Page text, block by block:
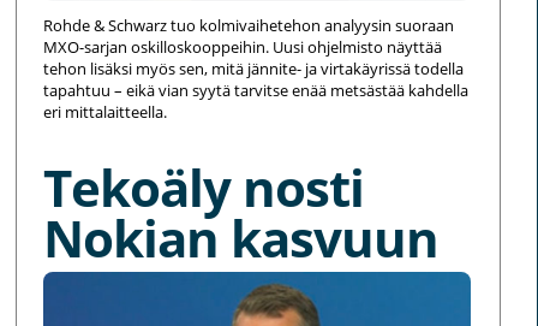
Rohde & Schwarz tuo kolmivaihetehon analyysin suoraan
MXO-sarjan oskilloskooppeihin. Uusi ohjelmisto näyttää
tehon lisäksi myös sen, mitä jännite- ja virtakäyrissä todella
tapahtuu – eikä vian syytä tarvitse enää metsästää kahdella
eri mittalaitteella.
Tekoäly nosti
Nokian kasvuun